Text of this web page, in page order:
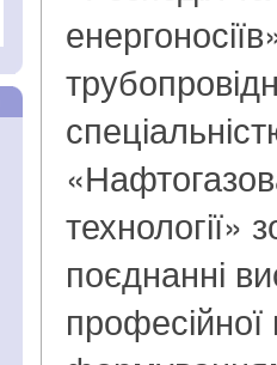
технології»
поєднанні
професійної